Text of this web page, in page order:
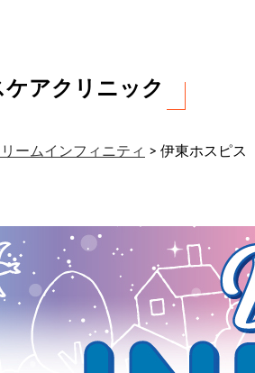
アクリニック
リームインフィニティ > 伊東ホスピス